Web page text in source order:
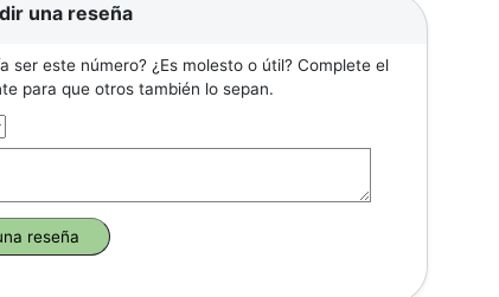
una reseña
ser este número? ¿Es molesto o útil? Complete el
para que otros también lo sepan.